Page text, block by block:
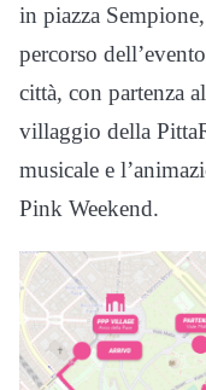
in piazza
percorso
città, con partenza
villaggio della
musicale e
Pink Weekend.